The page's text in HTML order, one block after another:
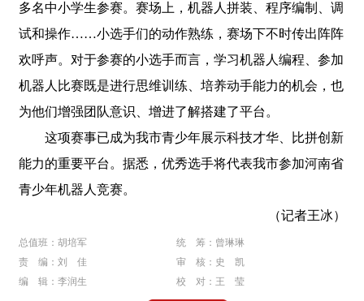
多名中小学生参赛。赛场上，机器人拼装、程序编制、调
试和操作……小选手们的动作熟练，赛场下不时传出阵阵
欢呼声。对于参赛的小选手而言，学习机器人编程、参加
机器人比赛既是进行思维训练、培养动手能力的机会，也
为他们增强团队意识、增进了解搭建了平台。
这项赛事已成为我市青少年展示科技才华、比拼创新
能力的重要平台。据悉，优秀选手将代表我市参加河南省
青少年机器人竞赛。
（记者王冰）
总值班：胡培军
统 筹：曾琳琳
责 编：刘 佳
审 核：史 凯
编 辑：李润生
校 对：王 莹